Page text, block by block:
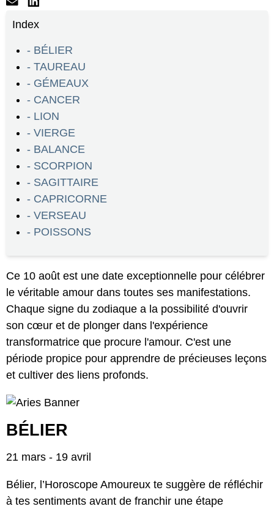
Index
- BÉLIER
- TAUREAU
- GÉMEAUX
- CANCER
- LION
- VIERGE
- BALANCE
- SCORPION
- SAGITTAIRE
- CAPRICORNE
- VERSEAU
- POISSONS
Ce 10 août est une date exceptionnelle pour célébrer
le véritable amour dans toutes ses manifestations.
Chaque signe du zodiaque a la possibilité d'ouvrir
son cœur et de plonger dans l'expérience
transformatrice que procure l'amour. C'est une
période propice pour apprendre de précieuses leçons
et cultiver des liens profonds.
BÉLIER
21 mars - 19 avril
Bélier, l’Horoscope Amoureux te suggère de réfléchir
à tes sentiments avant de franchir une étape